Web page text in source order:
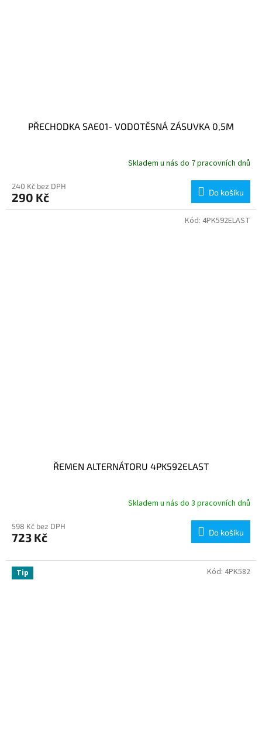
PŘECHODKA SAE01- VODOTĚSNÁ ZÁSUVKA 0,5M
Skladem u nás do 7 pracovních dnů
240 Kč bez DPH
290 Kč Do košíku
ŘEMEN ALTERNÁTORU 4PK592ELAST
Skladem u nás do 3 pracovních dnů
598 Kč bez DPH
723 Kč Do košíku
Kód: 4PK592ELAST
Tip Kód: 4PK582